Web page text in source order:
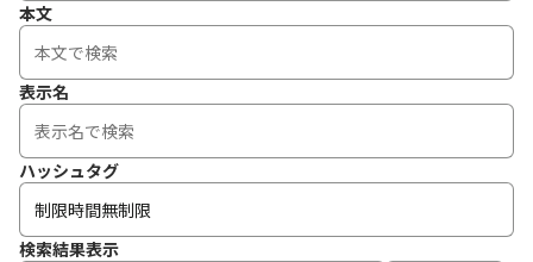
本文
表示名
ハッシュタグ
検索結果表示